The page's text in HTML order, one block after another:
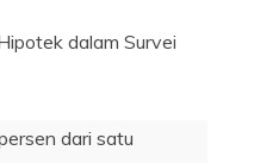
dalam Survei
dari satu